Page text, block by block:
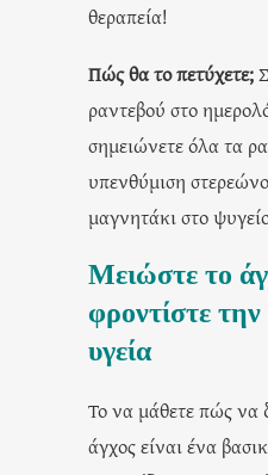
θεραπεία!
Πώς θα το πετύχετε;
ραντεβού στο
σημειώνετε όλα τα
υπενθύμιση
μαγνητάκι στο
Μειώστε το
φροντίστε
υγεία
Το να μάθετε πώς να
άγχος είναι ένα